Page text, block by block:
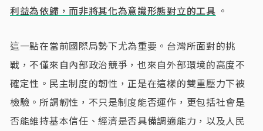
利益為依歸，而非將其化為意識形態對立的工具 。
這一點在當前國際局勢下尤為重要。台灣所面對的挑
戰，不僅來自內部政治競爭，也來自外部環境的高度不
確定性。民主制度的韌性，正是在這樣的雙重壓力下被
檢驗。所謂韌性，不只是制度能否運作，更包括社會是
否能維持基本信任、經濟是否具備調適能力，以及人民